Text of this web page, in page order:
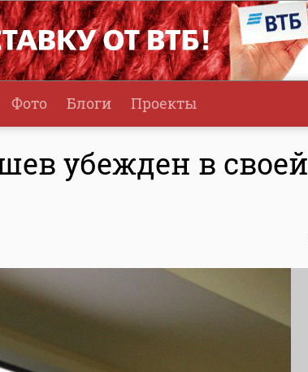
Фото Блоги Проекты
убежден в своей